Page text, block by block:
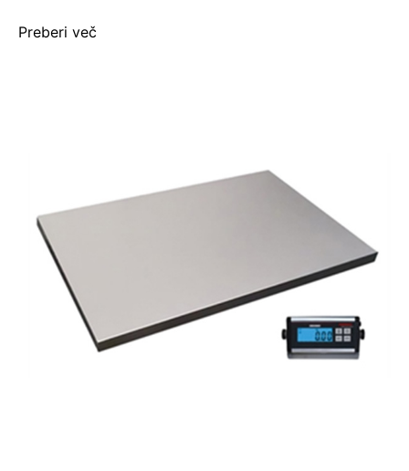
Preberi več